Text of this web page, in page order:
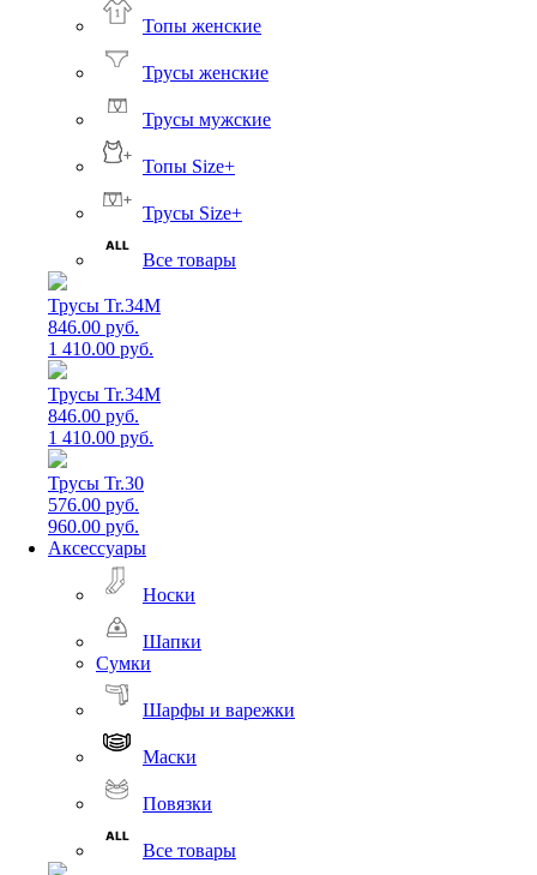
Топы женские
Трусы женские
Трусы мужские
Топы Size+
Трусы Size+
Все товары
Трусы Tr.34M
846.00 руб.
1 410.00 руб.
Трусы Tr.34M
846.00 руб.
1 410.00 руб.
Трусы Tr.30
576.00 руб.
960.00 руб.
Аксессуары
Носки
Шапки
Сумки
Шарфы и варежки
Маски
Повязки
Все товары